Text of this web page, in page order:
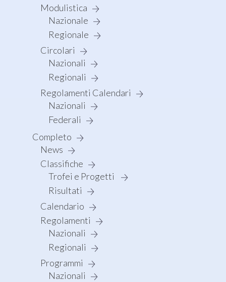
Modulistica
Nazionale
Regionale
Circolari
Nazionali
Regionali
Regolamenti Calendari
Nazionali
Federali
Completo
News
Classifiche
Trofei e Progetti
Risultati
Calendario
Regolamenti
Nazionali
Regionali
Programmi
Nazionali